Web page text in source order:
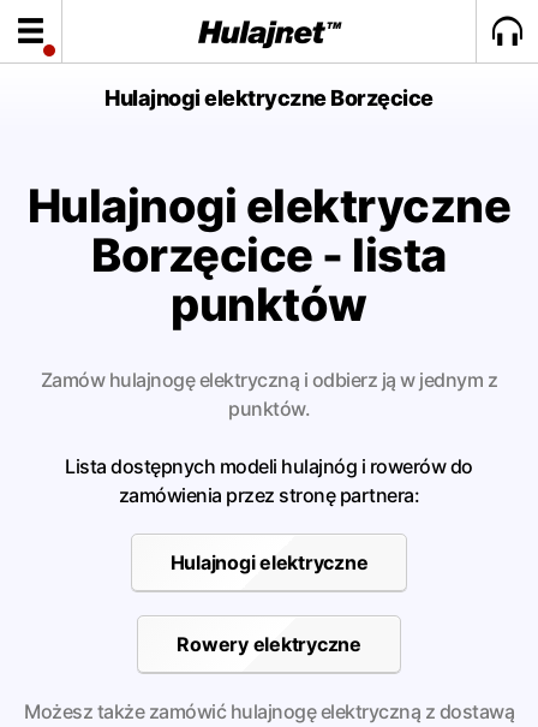
Hulajnogi elektryczne Borzęcice
Hulajnogi elektryczne
Borzęcice - lista
punktów
Zamów hulajnogę elektryczną i odbierz ją w jednym z
punktów.
Lista dostępnych modeli hulajnóg i rowerów do
zamówienia przez stronę partnera:
Hulajnogi elektryczne
Rowery elektryczne
Możesz także zamówić hulajnogę elektryczną z dostawą